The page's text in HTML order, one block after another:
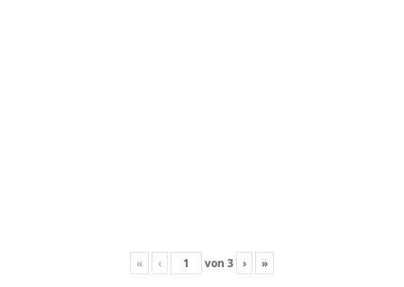
« ‹ von 3 › »